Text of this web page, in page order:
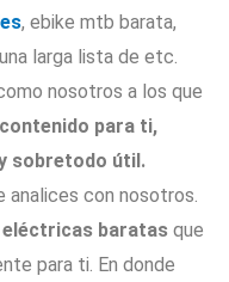
, ebike mtb barata,
larga lista de etc.
nosotros a los que
para ti,
sobretodo útil.
analices con nosotros.
baratasque
para ti. En donde